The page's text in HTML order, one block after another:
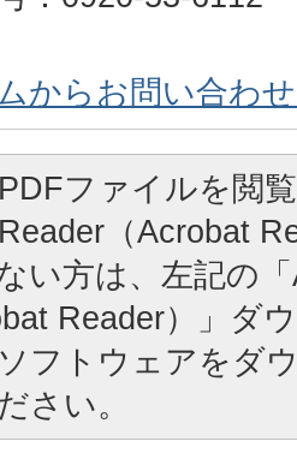
からお問い合わ
PDFファイルを閲
Reader（Acrobat
い方は、左記の
Reader）」ダ
フトウェアをダ
さい。